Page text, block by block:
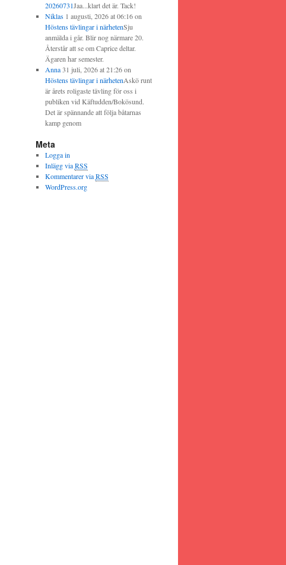
20260731Jaa...klart det är. Tack!
Niklas1 augusti, 2026 at 06:16on
Höstens tävlingar i närhetenSju
anmälda i går. Blir nog närmare 20.
Återstår att se om Caprice deltar.
Ägaren har semester.
Anna31 juli, 2026 at 21:26on
Höstens tävlingar i närhetenAskö runt
är årets roligaste tävling för oss i
publiken vid Käftudden/Bokösund.
Det är spännande att följa båtarnas
kamp genom
Meta
Logga in
Inlägg viaRSS
Kommentarer viaRSS
WordPress.org